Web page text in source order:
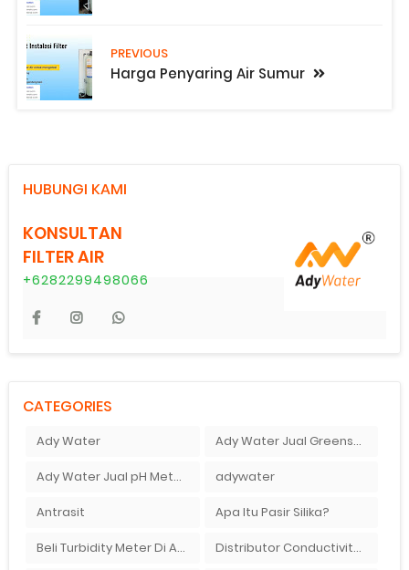
PREVIOUS
Harga Penyaring Air Sumur
HUBUNGI KAMI
KONSULTAN
FILTER AIR
+6282299498066
CATEGORIES
Ady Water Ady Water Jual Greensand plus
Ady Water Jual pH Meter Murah Bandung adywater
Antrasit Apa Itu Pasir Silika?
Beli Turbidity Meter Di Ady Water Distributor Conductivity Meter Di Surabaya